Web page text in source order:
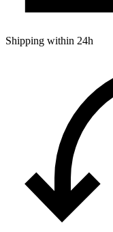
Shipping within 24h